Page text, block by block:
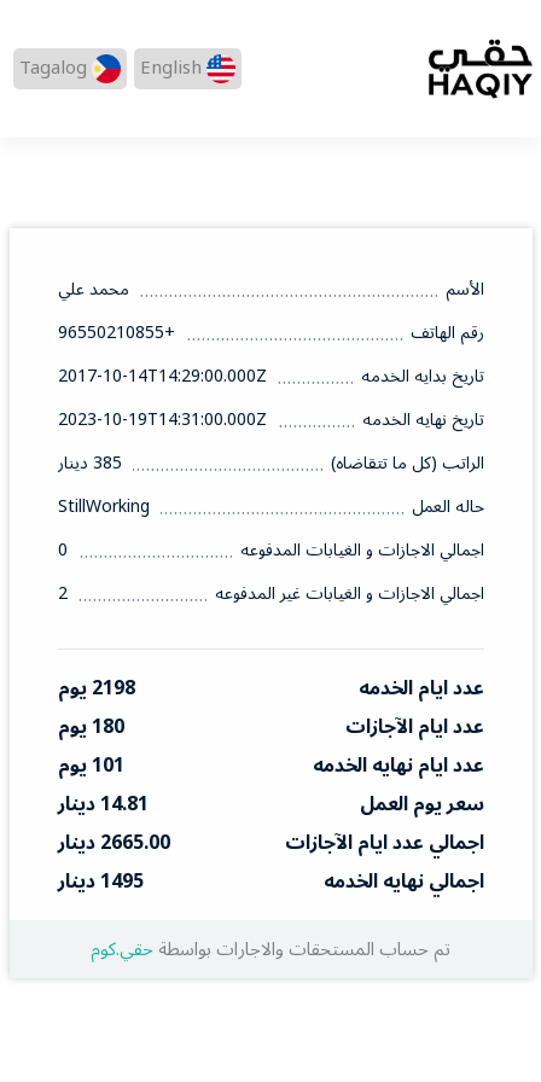
English
Tagalog
الأسم
محمد علي
رقم الهاتف
+96550210855
تاريخ بدايه الخدمه
2017-10-14T14:29:00.000Z
تاريخ نهايه الخدمه
2023-10-19T14:31:00.000Z
الراتب (كل ما تتقاضاه)
385 دينار
حاله العمل
StillWorking
اجمالي الاجازات و الغيابات المدفوعه
0
اجمالي الاجازات و الغيابات غير المدفوعه
2
عدد ايام الخدمه
2198 يوم
عدد ايام الآجازات
180 يوم
عدد ايام نهايه الخدمه
101 يوم
سعر يوم العمل
14.81 دينار
اجمالي عدد ايام الآجازات
2665.00 دينار
اجمالي نهايه الخدمه
1495 دينار
تم حساب المستحقات والاجارات بواسطةحقي.كوم